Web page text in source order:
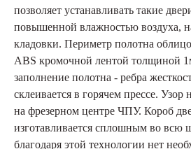
позволяет устанавливать такие
повышенной влажностью воздуха,
кладовки. Периметр полотна
ABS кромочной лентой толщиной
заполнение полотна - ребра
склеивается в горячем прессе. Узор
на фрезерном центре ЧПУ. Короб
изготавливается сплошным во всю
благодаря этой технологии нет